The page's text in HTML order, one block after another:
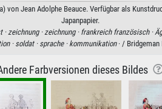
von Jean Adolphe Beauce. Verfügbar als
Japanpapier.
· zeichnung · zeichnung · frankreich französisch ·
·soldat · sprache · kommunikation· / Bridgeman
Farbversionen dieses Bildes